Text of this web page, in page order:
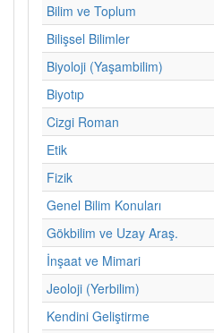
Bilim ve Toplum
Bilişsel Bilimler
Biyoloji (Yaşambilim)
Biyotıp
Cizgi Roman
Etik
Fizik
Genel Bilim Konuları
Gökbilim ve Uzay Araş.
İnşaat ve Mimari
Jeoloji (Yerbilim)
Kendini Geliştirme